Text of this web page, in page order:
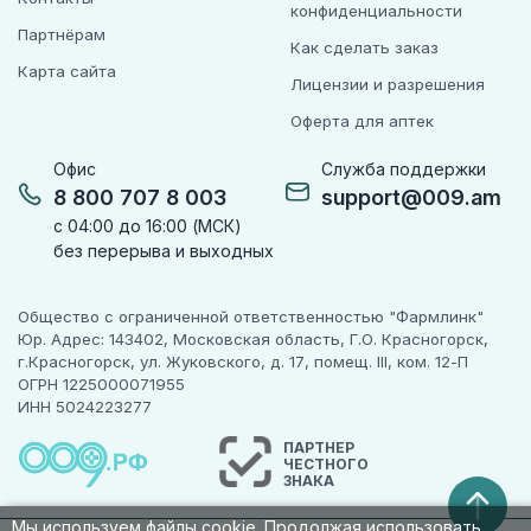
недостаточности начальная доза препарата
Фозинотек составляет 10 мг 1 раз в сутки. Далее
дозу препарата подбирают в соответствии с
динамикой терапевтической эффективности,
Максимальная доза составляет 40 мг в сутки.
Возможно дополнительное назначение диуретика.
Коррекции дозы у пациентов с нарушением функции
почек и/или печени обычно не требуется.
Симптомы: выраженное снижение АД, брадикардия,
шок, нарушение водно­
электролитного баланса, острая почечная
недостаточность, ступор.
Лечение: прием препарата прекратить, больного
уложить с приподнятыми ногами. В легких случаях
Офис
8 800 707 8 003
с 04:00 до 16:00 (МСК)
без перерыва и выходных
Служба поддержки
support@009.am
Партнёрам
Карта сайта
конфиденциальности
Как сделать заказ
Лицензии и разрешения
Оферта для аптек
Общество с ограниченной ответственностью "Фармлинк"
Юр. Адрес: 143402, Московская область, Г.О. Красногорск,
г.Красногорск, ул. Жуковского, д. 17, помещ. III, ком. 12-П
ОГРН 1225000071955
ИНН 5024223277
ПАРТНЕР
ЧЕСТНОГО
ЗНАКА